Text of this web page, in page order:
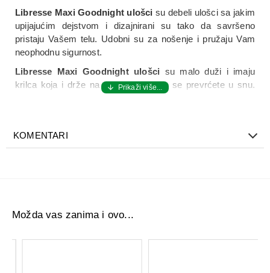
Libresse Maxi Goodnight ulošci su debeli ulošci sa jakim
upijajućim dejstvom i dizajnirani su tako da savršeno
pristaju Vašem telu. Udobni su za nošenje i pružaju Vam
neophodnu sigurnost.
Libresse Maxi Goodnight ulošci su malo duži i imaju
krilca koja i drže na mestu čak iako se prevrćete u snu.
Pakovanje: 20 komada.
KOMENTARI
Možda vas zanima i ovo...